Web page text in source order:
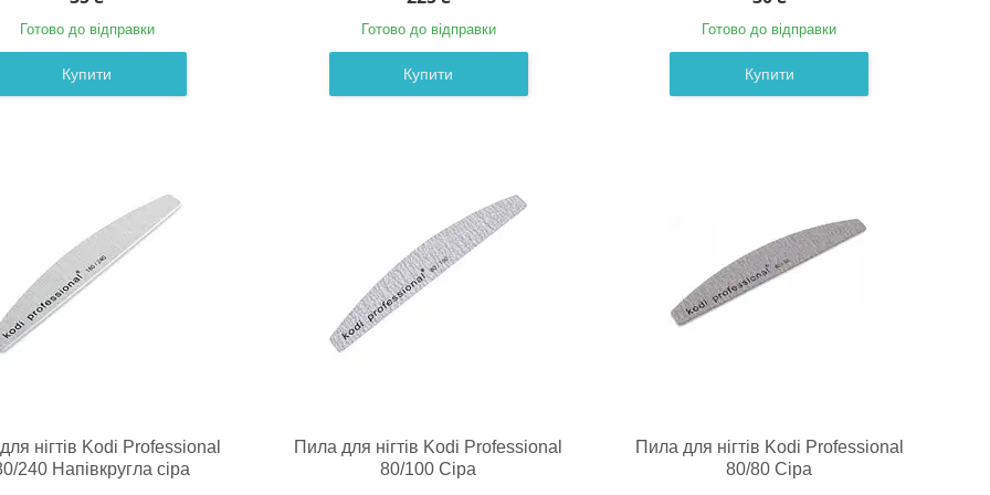
Готово до відправки
Купити
Готово до відправки
Купити
Готово до відправки
Купити
нігтів Kodi Professional
240 Напівкругла сіра
Пила для нігтів Kodi Professional
80/100 Сіра
Пила для нігтів Kodi Professional
80/80 Сіра